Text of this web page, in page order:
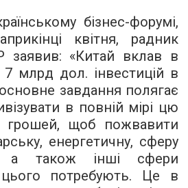
бізнес-форумі,
квітня, радник
заявив: «Китай вклав в
7 млрд дол. інвестицій в
основне завдання полягає
в повній мірі цю
грошей, щоб пожвавити
енергетичну, сферу
а також інші сфери
цього потребують. Це в